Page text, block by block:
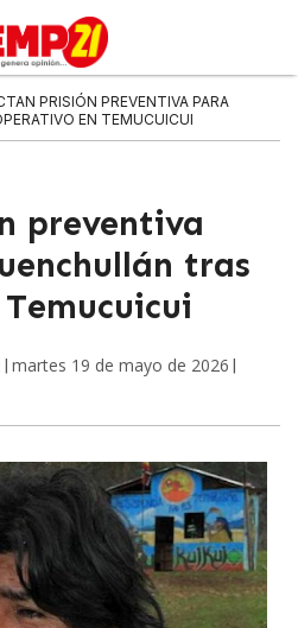
PRISIÓN PREVENTIVA PARA
EN TEMUCUICUI
preventiva
tras
martes 19 de mayo de 2026